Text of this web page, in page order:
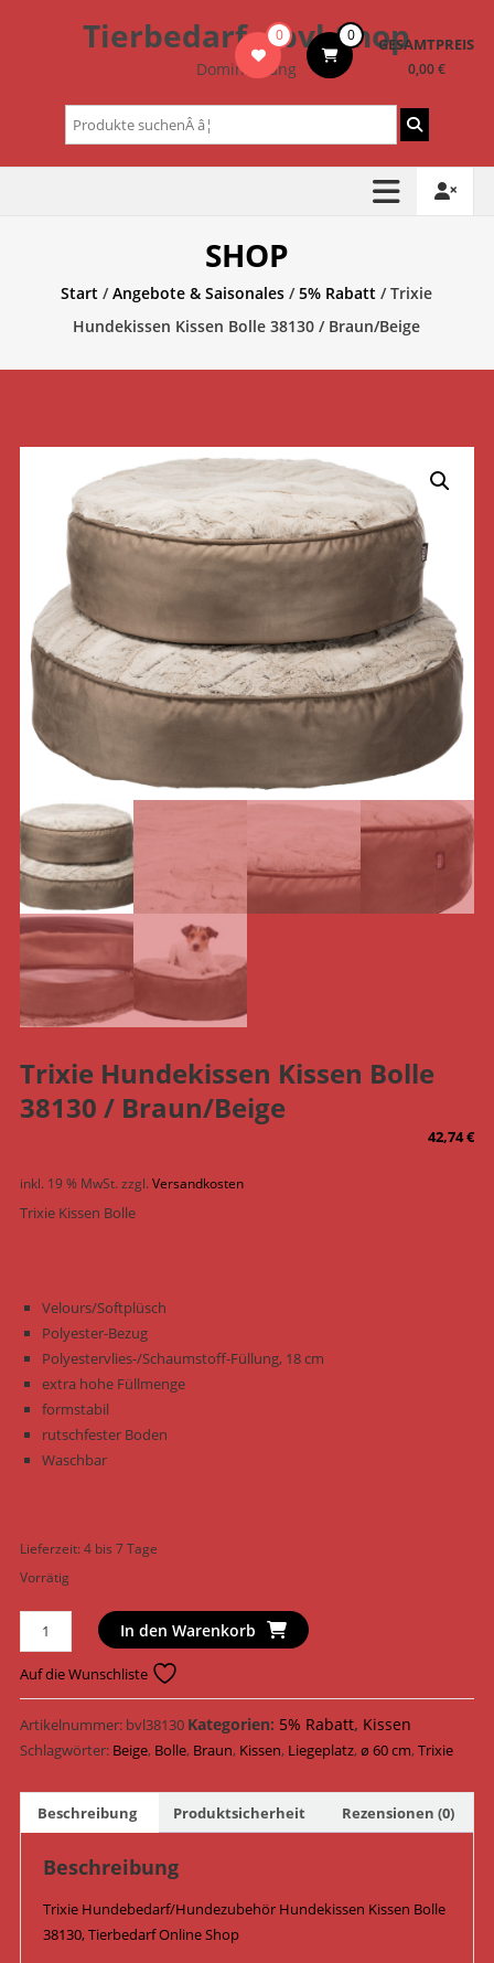
Tierbedarf – bvl-Shop
Dominik Lang
0 0 GESAMTPREIS
0,00 €
Suchen
nach:
SHOP
Start /Angebote & Saisonales /5% Rabatt / Trixie
Hundekissen Kissen Bolle 38130 / Braun/Beige
Trixie Hundekissen Kissen Bolle
38130 / Braun/Beige
42,74€
inkl. 19 % MwSt. zzgl. Versandkosten
Trixie Kissen Bolle
Velours/Softplüsch
Polyester-Bezug
Polyestervlies-/Schaumstoff-Füllung, 18 cm
extra hohe Füllmenge
formstabil
rutschfester Boden
Waschbar
Lieferzeit:4 bis 7 Tage
Vorrätig
Trixie
Hundekissen
Kissen
Bolle
38130
/
Menge
In den Warenkorb
Auf die Wunschliste
Artikelnummer: bvl38130 Kategorien: 5% Rabatt, Kissen
Schlagwörter: Beige, Bolle, Braun, Kissen, Liegeplatz,ø 60 cm,Trixie
Beschreibung Produktsicherheit Rezensionen (0)
Beschreibung
Trixie Hundebedarf/Hundezubehör Hundekissen Kissen Bolle
38130, Tierbedarf Online Shop